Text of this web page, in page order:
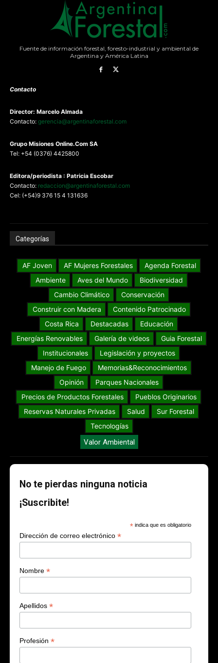
Fuente de información forestal, foresto-industrial y ambiental de
Argentina y América Latina
Contacto
Director: Marcelo Almada
Contacto: gerencia@argentinaforestal.com
Grupo Misiones Online.Com SA
Tel: +54 (0376) 4425800
Editora/periodista : Patricia Escobar
Contacto: redaccion@argentinaforestal.com
Cel: (+54)9 376 15 4 131636
Categorías
AF Joven AF Mujeres Forestales
Agenda Forestal
Ambiente
Aves del Mundo
Biodiversidad
Cambio Climático
Conservación
Construir con Madera
Contenido Patrocinado
Costa Rica
Destacadas
Educación
Energías Renovables
Galería de videos
Guia Forestal
Institucionales
Legislación y proyectos
Manejo de Fuego
Memorias&Reconocimientos
Opinión
Parques Nacionales
Precios de Productos Forestales
Pueblos Originarios
Reservas Naturales Privadas
Salud
Sur Forestal
Tecnologías
Valor Ambiental
No te pierdas ninguna noticia
¡Suscribite!
* indica que es obligatorio
Dirección de correo electrónico *
Nombre *
Apellidos *
Profesión *